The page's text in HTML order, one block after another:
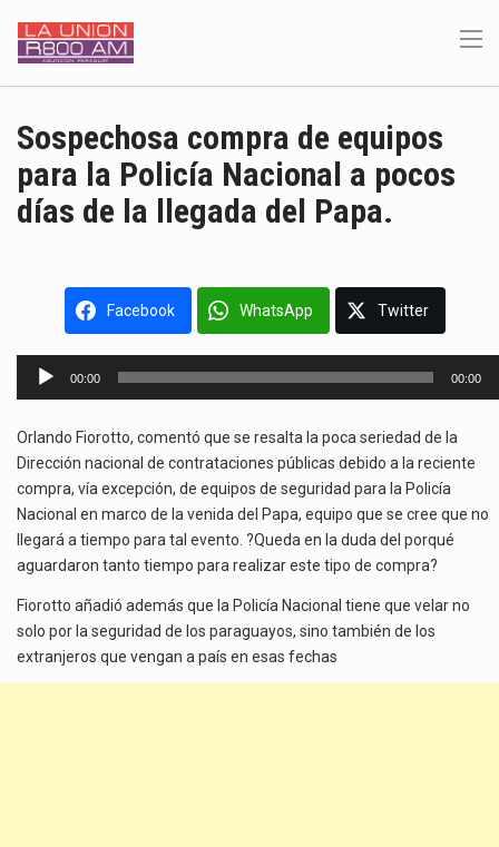
Sospechosa compra de equipos
para la Policía Nacional a pocos
días de la llegada del Papa.
Facebook WhatsApp Twitter
Reproductor
00:00 00:00
Orlando Fiorotto, comentó que se resalta la poca seriedad de la
Dirección nacional de contrataciones públicas debido a la reciente
compra, vía excepción, de equipos de seguridad para la Policía
Nacional en marco de la venida del Papa, equipo que se cree que no
llegará a tiempo para tal evento. ?Queda en la duda del porqué
aguardaron tanto tiempo para realizar este tipo de compra?
Fiorotto añadió además que la Policía Nacional tiene que velar no
solo por la seguridad de los paraguayos, sino también de los
extranjeros que vengan a país en esas fechas